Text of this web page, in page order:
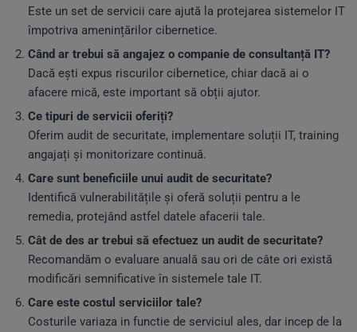
Este un set de servicii care ajută la protejarea sistemelor IT
împotriva amenințărilor cibernetice.
Când ar trebui să angajez o companie de consultanță IT?
Dacă ești expus riscurilor cibernetice, chiar dacă ai o
afacere mică, este important să obții ajutor.
Ce tipuri de servicii oferiți?
Oferim audit de securitate, implementare soluții IT, training
angajați și monitorizare continuă.
Care sunt beneficiile unui audit de securitate?
Identifică vulnerabilitățile și oferă soluții pentru a le
remedia, protejând astfel datele afacerii tale.
Cât de des ar trebui să efectuez un audit de securitate?
Recomandăm o evaluare anuală sau ori de câte ori există
modificări semnificative în sistemele tale IT.
Care este costul serviciilor tale?
Costurile variaza in functie de serviciul ales, dar incep de la